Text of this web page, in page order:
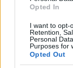
Opted In
I want to opt-
Retention,
Personal
Purposes for
Opted Out